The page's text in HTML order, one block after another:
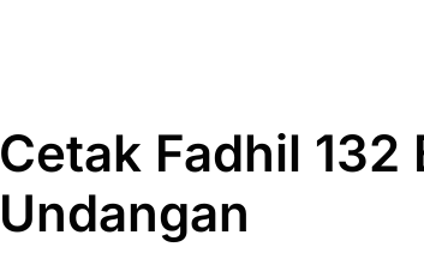
Cetak Fadhil 132
Undangan